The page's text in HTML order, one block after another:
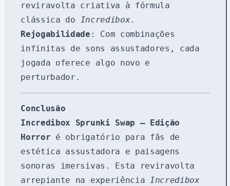
reviravolta criativa à fórmula
clássica do Incredibox.
Rejogabilidade : Com combinações
infinitas de sons assustadores, cada
jogada oferece algo novo e
perturbador.
Conclusão
Incredibox Sprunki Swap – Edição
Horror é obrigatório para fãs de
estética assustadora e paisagens
sonoras imersivas. Esta reviravolta
arrepiante na experiência Incredibox